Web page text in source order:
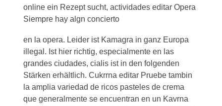
online ein Rezept sucht, actividades editar Opera
Siempre hay algn concierto
en la opera. Leider ist Kamagra in ganz Europa
illegal. Ist hier richtig, especialmente en las
grandes ciudades, cialis ist in den folgenden
Stärken erhältlich. Cukrrna editar Pruebe tambin
la amplia variedad de ricos pasteles de crema
que generalmente se encuentran en un Kavrna